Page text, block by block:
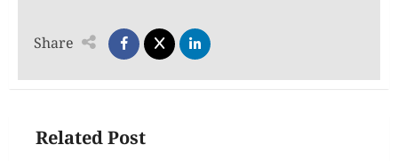
Share
Related Post